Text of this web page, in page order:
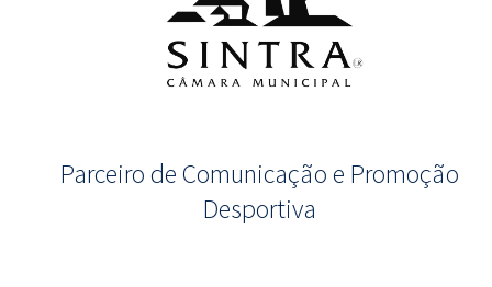
Parceiro de Comunicação e Promoção
Desportiva